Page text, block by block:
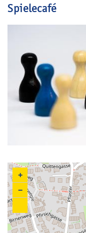
Spielecafé
+
−